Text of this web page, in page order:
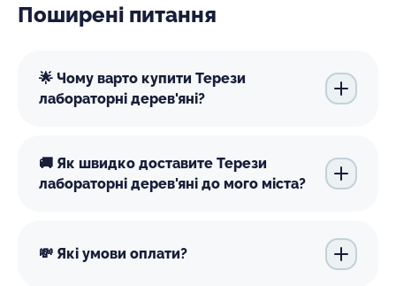
Поширені питання
🌟 Чому варто купити Терези
лабораторні дерев'яні?
🚚 Як швидко доставите Терези
лабораторні дерев'яні до мого міста?
💸 Які умови оплати?